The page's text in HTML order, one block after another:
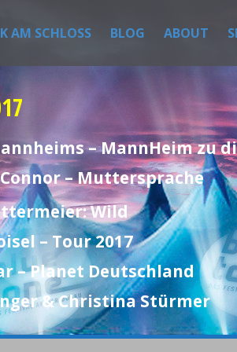
AM SCHLOSS BLOG ABOUT
– MannHeim zu
– Muttersprache
Wild
– Tour 2017
– Planet Deutschland
& Christina Stürmer